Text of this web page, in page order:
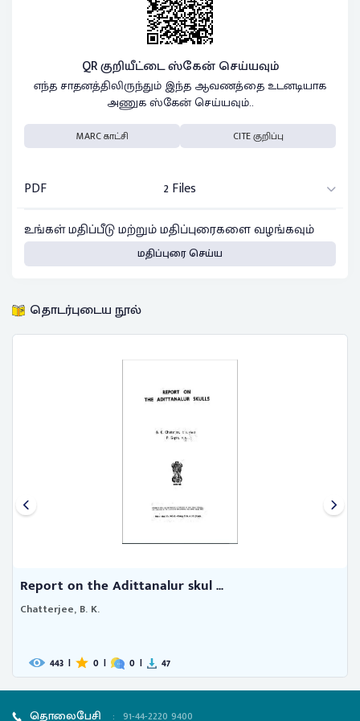
QR குறியீட்டை ஸ்கேன் செய்யவும்
எந்த சாதனத்திலிருந்தும் இந்த ஆவணத்தை உடனடியாக
அணுக ஸ்கேன் செய்யவும்..
MARC காட்சி CITE குறிப்பு
PDF
2 Files
உங்கள் மதிப்பீடு மற்றும் மதிப்புரைகளை வழங்கவும்
மதிப்புரை செய்ய
தொடர்புடைய நூல்
Report on the Adittanalur skul ...
Chatterjee, B. K.
443 | 0 | 0 | 47
தொலைபேசி : 91-44-2220 9400